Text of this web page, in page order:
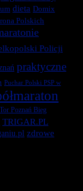
dieta Domix
Polskich
Policji
praktyczne
Puchar Polski PSP w
Tor Poznań Bieg
TRIGAR.PL
zdrowe